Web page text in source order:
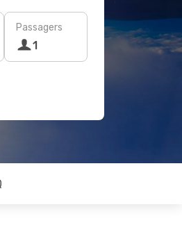
Passagers
1